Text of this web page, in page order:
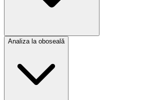
Analiza la oboseală